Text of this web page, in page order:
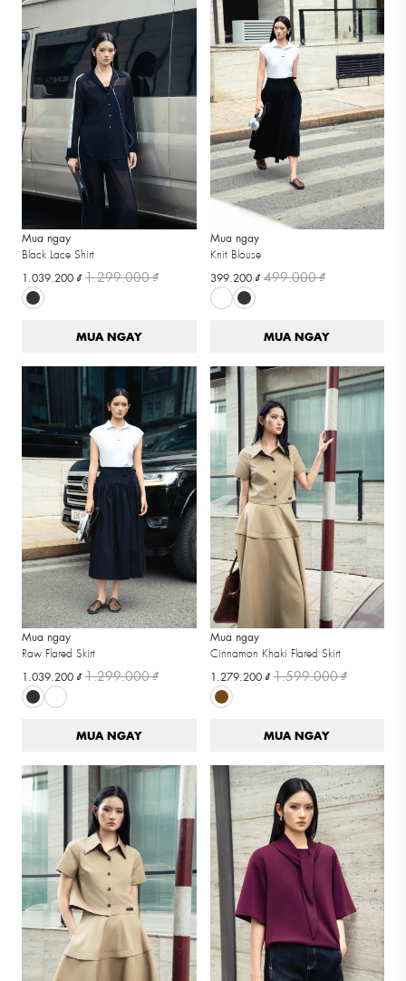
Mua ngay
Black Lace Shirt
1.039.200 ₫1.299.000 ₫
MUA NGAY
Mua ngay
Knit Blouse
399.200 ₫499.000 ₫
MUA NGAY
Mua ngay
Raw Flared Skirt
1.039.200 ₫1.299.000 ₫
MUA NGAY
Mua ngay
Cinnamon Khaki Flared Skirt
1.279.200 ₫1.599.000 ₫
MUA NGAY